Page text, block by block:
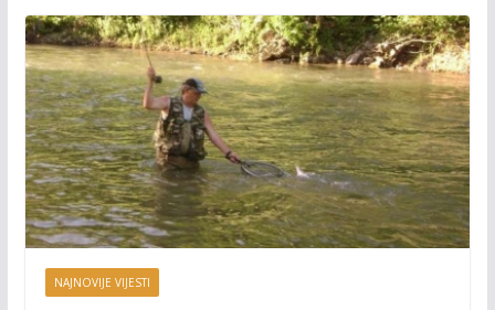
NAJNOVIJE VIJESTI